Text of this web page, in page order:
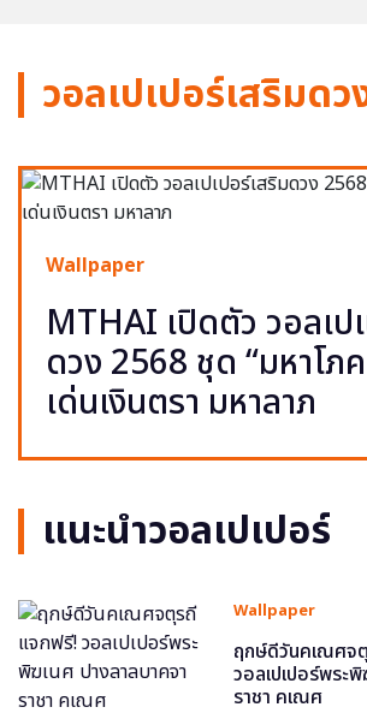
วอลเปเปอร์เสริมดว
Wallpaper
MTHAI เปิดตัว วอลเป
ดวง 2568 ชุด “มหาโภ
เด่นเงินตรา มหาลาภ
แนะนำวอลเปเปอร์
Wallpaper
ฤกษ์ดีวันคเณศจ
วอลเปเปอร์พระ
ราชา คเณศ